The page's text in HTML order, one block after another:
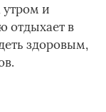
утром и
отдыхает в
здоровым,